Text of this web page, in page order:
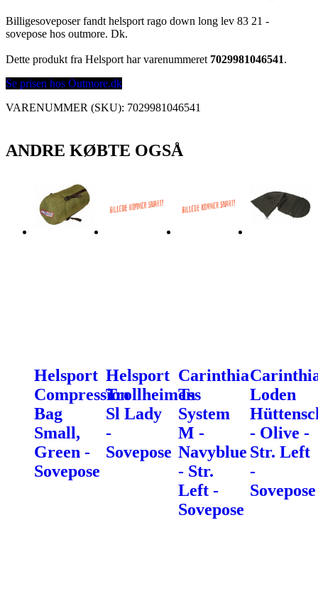
Billigesoveposer fandt helsport rago down long lev 83 21 -
sovepose hos outmore. Dk.
Dette produkt fra Helsport har varenummeret 7029981046541.
Se prisen hos Outmore.dk
VARENUMMER (SKU): 7029981046541
ANDRE KØBTE OGSÅ
Helsport
Compression
Bag
Small,
Green -
Sovepose
Helsport
Trollheimen
Sl Lady
-
Sovepose
Carinthia
Tss
System
M -
Navyblue
- Str.
Left -
Sovepose
Loden
- Olive -
Str. Left
-
Sovepose